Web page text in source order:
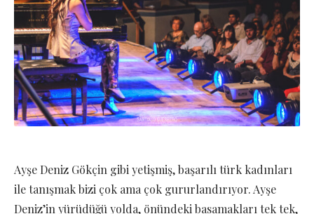
Ayşe Deniz Gökçin gibi yetişmiş, başarılı türk kadınları
ile tanışmak bizi çok ama çok gururlandırıyor. Ayşe
Deniz’in yürüdüğü yolda, önündeki basamakları tek tek,